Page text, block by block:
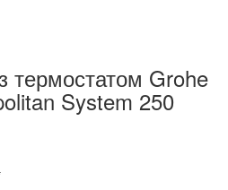
термостатом Grohe
System 250